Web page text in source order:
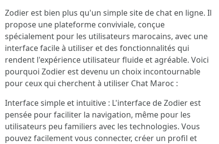
Zodier est bien plus qu'un simple site de chat en ligne. Il
propose une plateforme conviviale, conçue
spécialement pour les utilisateurs marocains, avec une
interface facile à utiliser et des fonctionnalités qui
rendent l'expérience utilisateur fluide et agréable. Voici
pourquoi Zodier est devenu un choix incontournable
pour ceux qui cherchent à utiliser Chat Maroc :
Interface simple et intuitive : L'interface de Zodier est
pensée pour faciliter la navigation, même pour les
utilisateurs peu familiers avec les technologies. Vous
pouvez facilement vous connecter, créer un profil et